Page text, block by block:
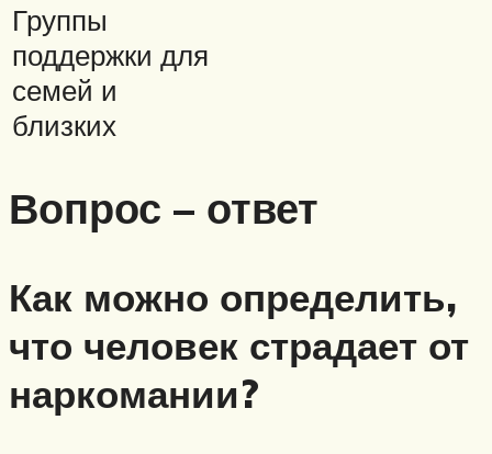
Группы
поддержки для
семей и
близких
Вопрос – ответ
Как можно определить,
что человек страдает от
наркомании?